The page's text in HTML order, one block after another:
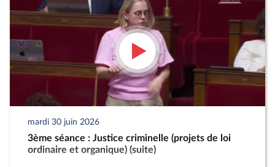
mardi 30 juin 2026
3ème séance : Justice criminelle (projets de loi
ordinaire et organique) (suite)